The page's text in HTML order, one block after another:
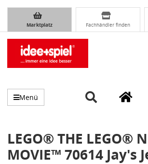
Marktplatz Fachhändler finden
Menü
LEGO® THE LEGO®
MOVIE™ 70614 Jay's